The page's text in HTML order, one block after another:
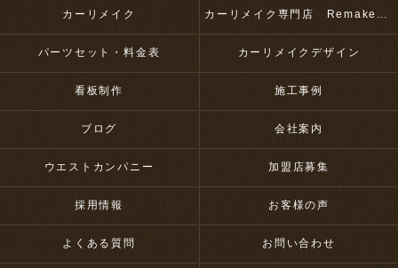
カーリメイク カーリメイク専門店 RemakeUp
パーツセット・料金表 カーリメイクデザイン
看板制作 施工事例
ブログ 会社案内
ウエストカンパニー 加盟店募集
採用情報 お客様の声
よくある質問 お問い合わせ